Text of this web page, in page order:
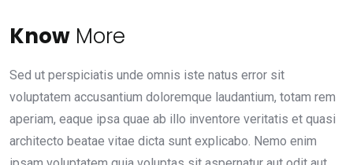
Know More
Sed ut perspiciatis unde omnis iste natus error sit
voluptatem accusantium doloremque laudantium, totam rem
aperiam, eaque ipsa quae ab illo inventore veritatis et quasi
architecto beatae vitae dicta sunt explicabo. Nemo enim